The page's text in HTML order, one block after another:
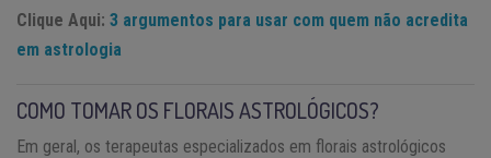
Clique Aqui: 3 argumentos para usar com quem não acredita
em astrologia
COMO TOMAR OS FLORAIS ASTROLÓGICOS?
Em geral, os terapeutas especializados em florais astrológicos